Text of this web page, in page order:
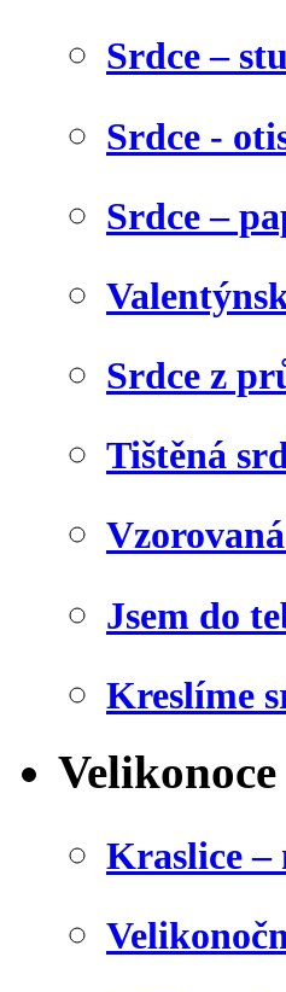
Srdce –
Srdce -
Srdce –
Srdce z
Tištěná
Jsem do
Kreslíme
Velikonoce
Kraslice –